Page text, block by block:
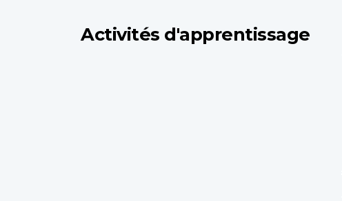
Activités d'apprentissage